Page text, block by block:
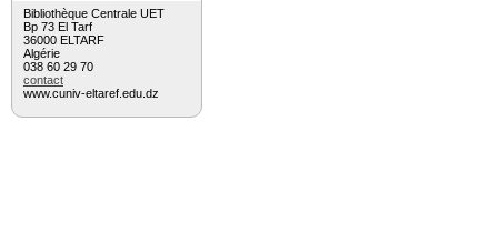
Bibliothèque Centrale UET
Bp 73 El Tarf
36000 ELTARF
Algérie
038 60 29 70
contact
www.cuniv-eltaref.edu.dz